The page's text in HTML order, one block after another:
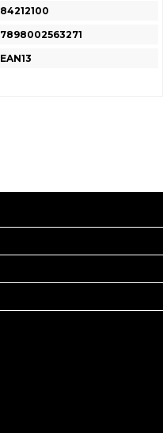
84212100
7898002563271
EAN13